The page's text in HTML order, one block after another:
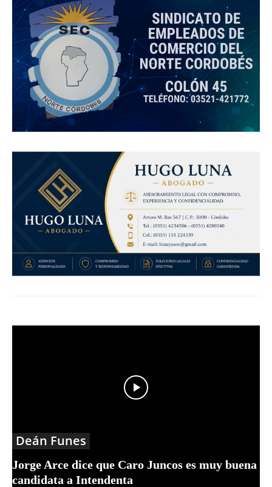
Deán Funes
Jorge Arce dice que Caro Juncos es muy buena
candidata a Intendenta